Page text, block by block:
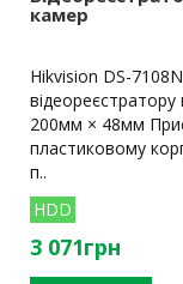
камер
Hikvision DS-
200мм × 48мм
пластиковому
п..
HDD
3 071грн